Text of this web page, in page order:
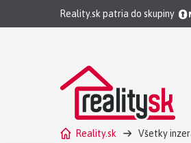
Reality.sk patria do skupiny
Reality.sk Všetky